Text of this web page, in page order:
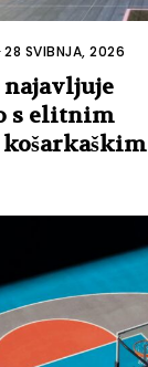
28 SVIBNJA, 2026
najavljuje
s elitnim